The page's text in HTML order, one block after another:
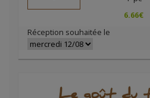
6.66€
Réception souhaitée le